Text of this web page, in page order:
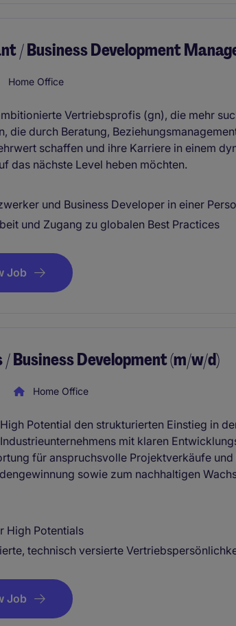
/ Business Development
Home Office
Vertriebsprofis (gn), die mehr
die durch Beratung,
schaffen und ihre Karriere in einem
das nächste Level heben möchten.
und Business Developer in einer
und Zugang zu globalen Best Practices
Job
/ Business Development (m/w/d)
Home Office
Potential den strukturierten Einstieg in
mit klaren
für anspruchsvolle Projektverkäufe und
sowie zum nachhaltigen
High Potentials
technisch versierte
Job